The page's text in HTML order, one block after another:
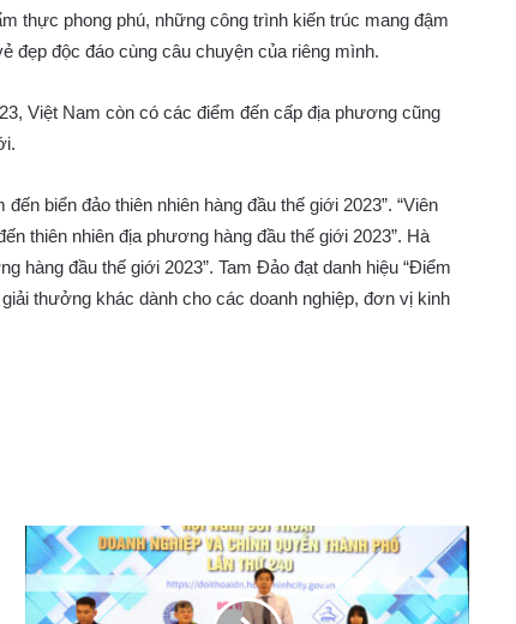
thực phong phú, những công trình kiến trúc mang đậm
đẹp độc đáo cùng câu chuyện của riêng mình.
Việt Nam còn có các điểm đến cấp địa phương cũng
biển đảo thiên nhiên hàng đầu thế giới 2023”. “Viên
thiên nhiên địa phương hàng đầu thế giới 2023”. Hà
hàng đầu thế giới 2023”. Tam Đảo đạt danh hiệu “Điểm
thưởng khác dành cho các doanh nghiệp, đơn vị kinh